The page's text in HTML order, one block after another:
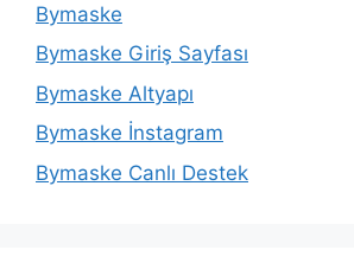
Bymaske
Bymaske Giriş Sayfası
Bymaske Altyapı
Bymaske İnstagram
Bymaske Canlı Destek